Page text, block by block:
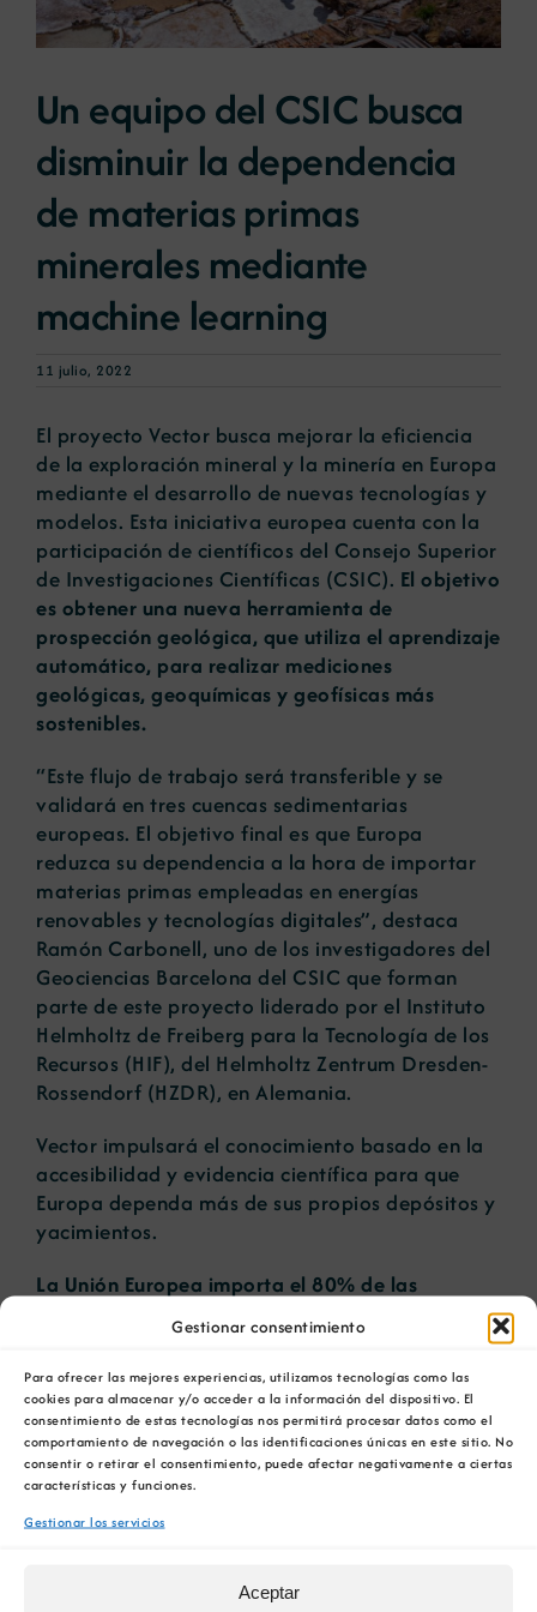
Gestionar consentimiento
Para ofrecer las mejores experiencias, utilizamos tecnologías como las
cookies para almacenar y/o acceder a la información del dispositivo. El
consentimiento de estas tecnologías nos permitirá procesar datos como el
comportamiento de navegación o las identificaciones únicas en este sitio. No
consentir o retirar el consentimiento, puede afectar negativamente a ciertas
características y funciones.
Gestionar los servicios
Aceptar
Portal de empleo
Contacto
Un equipo del CSIC busca
disminuir la dependencia
de materias primas
minerales mediante
machine learning
11 julio, 2022
El proyecto Vector busca mejorar la eficiencia
de la exploración mineral y la minería en Europa
mediante el desarrollo de nuevas tecnologías y
modelos. Esta iniciativa europea cuenta con la
participación de científicos del Consejo Superior
de Investigaciones Científicas (CSIC). El objetivo
es obtener una nueva herramienta de
prospección geológica, que utiliza el aprendizaje
automático, para realizar mediciones
geológicas, geoquímicas y geofísicas más
sostenibles.
“Este flujo de trabajo será transferible y se
validará en tres cuencas sedimentarias
europeas. El objetivo final es que Europa
reduzca su dependencia a la hora de importar
materias primas empleadas en energías
renovables y tecnologías digitales”, destaca
Ramón Carbonell, uno de los investigadores del
Geociencias Barcelona del CSIC que forman
parte de este proyecto liderado por el Instituto
Helmholtz de Freiberg para la Tecnología de los
Recursos (HIF), del Helmholtz Zentrum Dresden-
Rossendorf (HZDR), en Alemania.
Vector impulsará el conocimiento basado en la
accesibilidad y evidencia científica para que
Europa dependa más de sus propios depósitos y
yacimientos.
La Unión Europea importa el 80% de las
materias primas industriales necesarias para
fabricar tecnologías digitales.Solo el 1% de las
materias primas empleadas en energía eólica y
el 2% de las utilizadas en robótica provienen de
la producción en la UE.
“Proporcionar esta producción europea
ayudaría a fortalecer las cadenas de valor
estratégicas e industriales, así como
de metales más sostenible”, explica Carbonell.